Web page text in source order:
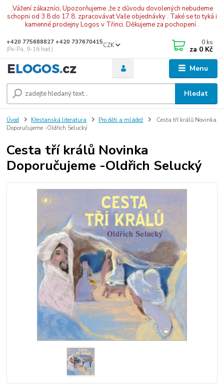
.Vážení zákazníci, Upozorňujeme ,že z důvodu dovolených nebudeme
schopni od 3.8 do 17.8. zpracovávat Vaše objednávky . Také se to tyká i
kamenné prodejny Logos v Třinci. Děkujeme za pochopení .
Menu
CZK
Hledat
+420 775688827 +420 737670415
(Po-Pá, 9-16 hod.)
0 ks
za 0 Kč
Úvod Křesťanská literatura Pro děti a mládež
Cesta tří králů Novinka
Doporučujeme -Oldřich Selucký
Cesta tří králů Novinka
Doporučujeme -Oldřich Selucký